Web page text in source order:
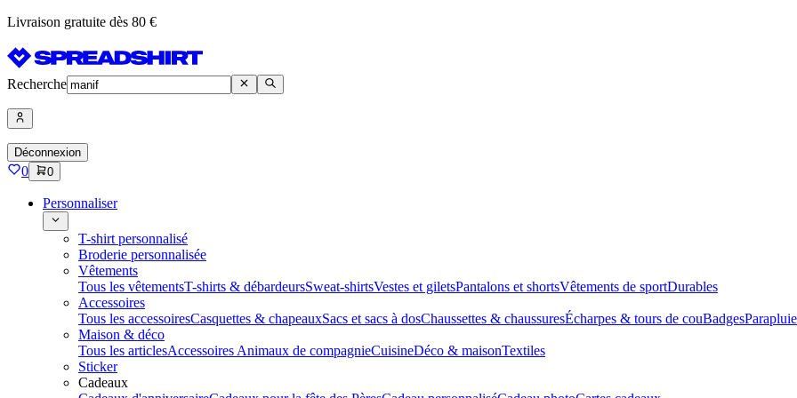
Livraison gratuite dès 80 €
Recherche
Déconnexion
0 0
Personnaliser
T-shirt personnalisé
Broderie personnalisée
Vêtements
Tous les vêtementsT-shirts & débardeursSweat-shirtsVestes et giletsPantalons et shortsVêtements de sportDurables
Accessoires
Tous les accessoiresCasquettes & chapeauxSacs et sacs à dosChaussettes & chaussuresÉcharpes & tours de couBadges
Maison & déco
Tous les articlesAccessoires Animaux de compagnieCuisineDéco & maisonTextiles
Sticker
Cadeaux